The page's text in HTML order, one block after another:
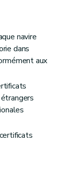
navire
dans
aux